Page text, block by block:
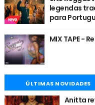
legendas
para
MIX TAPE -
ÚLTIMAS NOVIDADES
Anitta